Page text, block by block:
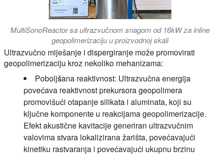
MultiSonoReactor sa ultrazvučnom snagom od 16kW za inline
geopolimerizaciju u proizvodnoj skali
Ultrazvučno miješanje i dispergiranje može promovirati
geopolimerizaciju kroz nekoliko mehanizama:
Poboljšana reaktivnost: Ultrazvučna energija
povećava reaktivnost prekursora geopolimera
promovišući otapanje silikata i aluminata, koji su
ključne komponente u reakcijama geopolimerizacije.
Efekt akustične kavitacije generiran ultrazvučnim
valovima stvara lokalizirana žarišta, povećavajući
kinetiku rastvaranja i povećavajući ukupnu brzinu